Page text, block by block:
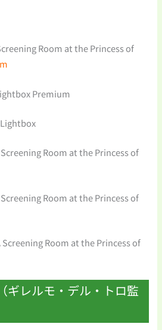
Room at the Princess of
Premium
Room at the Princess of
Room at the Princess of
Screening Room at the Princess of
ギレルモ・デル・トロ監